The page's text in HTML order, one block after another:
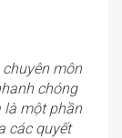
môn
chóng
là một phần
các quyết